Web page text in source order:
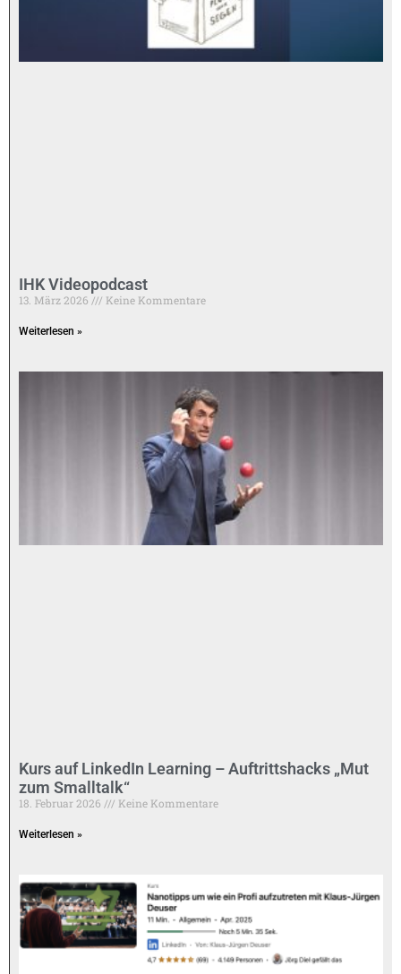
IHK Videopodcast
13. März 2026 Keine Kommentare
Weiterlesen »
Kurs auf LinkedIn Learning – Auftrittshacks „Mut
zum Smalltalk“
18. Februar 2026 Keine Kommentare
Weiterlesen »